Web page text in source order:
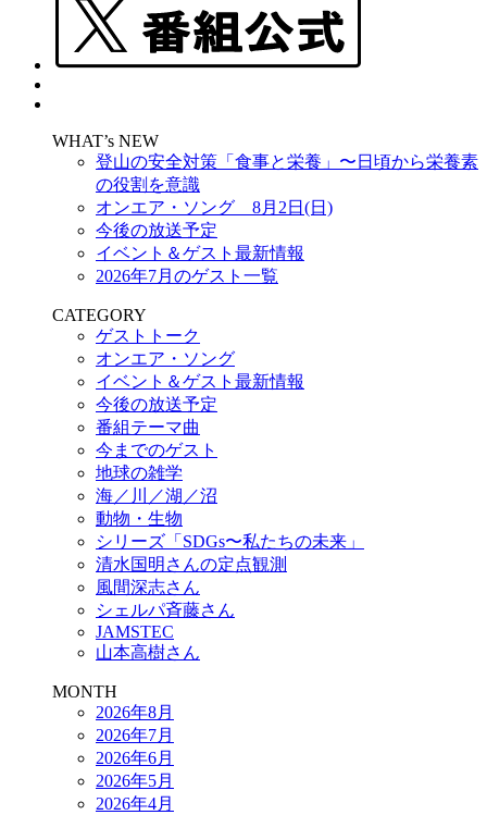
WHAT’s NEW
登山の安全対策「食事と栄養」〜日頃から栄養素
の役割を意識
オンエア・ソング 8月2日(日)
今後の放送予定
イベント＆ゲスト最新情報
2026年7月のゲスト一覧
CATEGORY
ゲストトーク
オンエア・ソング
イベント＆ゲスト最新情報
今後の放送予定
番組テーマ曲
今までのゲスト
地球の雑学
海／川／湖／沼
動物・生物
シリーズ「SDGs〜私たちの未来」
清水国明さんの定点観測
風間深志さん
シェルパ斉藤さん
JAMSTEC
山本高樹さん
MONTH
2026年8月
2026年7月
2026年6月
2026年5月
2026年4月